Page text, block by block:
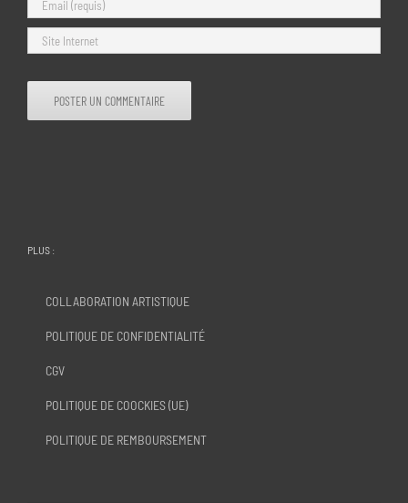
PLUS :
COLLABORATION ARTISTIQUE
POLITIQUE DE CONFIDENTIALITÉ
CGV
POLITIQUE DE COOCKIES (UE)
POLITIQUE DE REMBOURSEMENT